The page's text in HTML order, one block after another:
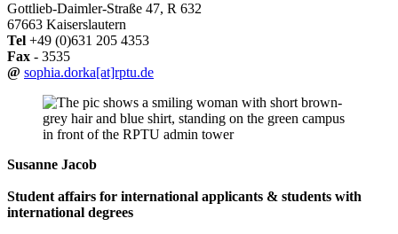
Gottlieb-Daimler-Straße 47, R 632
67663 Kaiserslautern
Tel +49 (0)631 205 4353
Fax - 3535
@ sophia.dorka[at]rptu.de
Susanne Jacob
Student affairs for international applicants & students with
international degrees